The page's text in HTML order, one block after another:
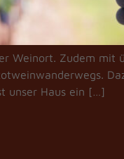
Weinort. Zudem mit
unser Haus ein […]